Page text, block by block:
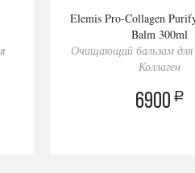
Elemis Pro-Collagen
Balm 300ml
Очищающий бальзам
Коллаген
6900 a